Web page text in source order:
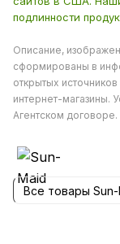
подлинности
Описание,
сформированы в
открытых
интернет-магазины.
Агентском договоре.
Все товары Sun-